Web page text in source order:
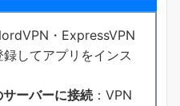
・ExpressVPN
してアプリをインス
ーバーに接続 ：VPN